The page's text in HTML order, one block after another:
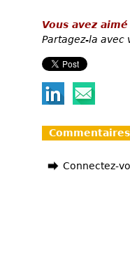
Vous avez
Partagez-la avec
Commentaires
Connectez-